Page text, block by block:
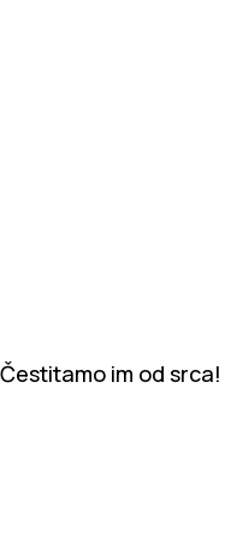
Čestitamo im od srca!